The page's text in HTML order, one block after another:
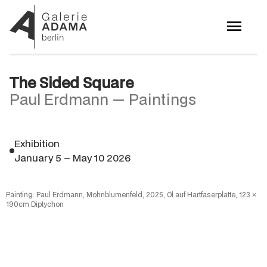
The Sided Square
Paul Erdmann — Paintings
Exhibition
January 5 – May 10 2026
Painting: Paul Erdmann, Mohnblumenfeld, 2025, Öl auf Hartfaserplatte, 123 ×
190cm Diptychon